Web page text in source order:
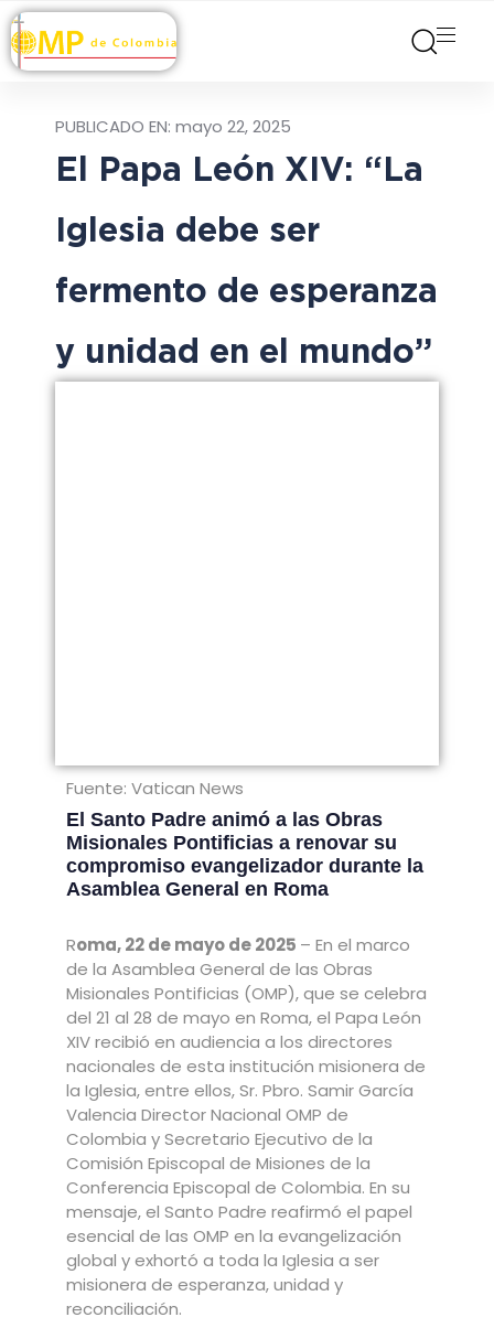
PUBLICADO EN: mayo 22, 2025
El Papa León XIV: “La
Iglesia debe ser
fermento de esperanza
y unidad en el mundo”
Fuente: Vatican News
El Santo Padre animó a las Obras
Misionales Pontificias a renovar su
compromiso evangelizador durante la
Asamblea General en Roma
Roma, 22 de mayo de 2025 – En el marco
de la Asamblea General de las Obras
Misionales Pontificias (OMP), que se celebra
del 21 al 28 de mayo en Roma, el Papa León
XIV recibió en audiencia a los directores
nacionales de esta institución misionera de
la Iglesia, entre ellos, Sr. Pbro. Samir García
Valencia Director Nacional OMP de
Colombia y Secretario Ejecutivo de la
Comisión Episcopal de Misiones de la
Conferencia Episcopal de Colombia. En su
mensaje, el Santo Padre reafirmó el papel
esencial de las OMP en la evangelización
global y exhortó a toda la Iglesia a ser
misionera de esperanza, unidad y
reconciliación.